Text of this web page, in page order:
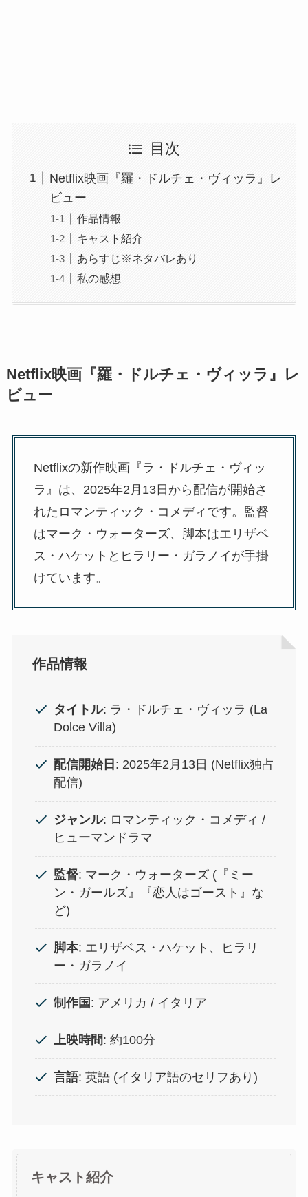
目次
Netflix映画『羅・ドルチェ・ヴィッラ』レ
ビュー
作品情報
キャスト紹介
あらすじ※ネタバレあり
私の感想
Netflix映画『羅・ドルチェ・ヴィッラ』レ
ビュー
Netflixの新作映画『ラ・ドルチェ・ヴィッ
ラ』は、2025年2月13日から配信が開始さ
れたロマンティック・コメディです。監督
はマーク・ウォーターズ、脚本はエリザベ
ス・ハケットとヒラリー・ガラノイが手掛
けています。
作品情報
タイトル: ラ・ドルチェ・ヴィッラ (La
Dolce Villa)
配信開始日 : 2025年2月13日 (Netflix独占
配信)
ジャンル: ロマンティック・コメディ /
ヒューマンドラマ
監督: マーク・ウォーターズ (『ミー
ン・ガールズ』『恋人はゴースト』な
ど)
脚本: エリザベス・ハケット、ヒラリ
ー・ガラノイ
制作国 : アメリカ / イタリア
上映時間: 約100分
言語: 英語 (イタリア語のセリフあり)
キャスト紹介